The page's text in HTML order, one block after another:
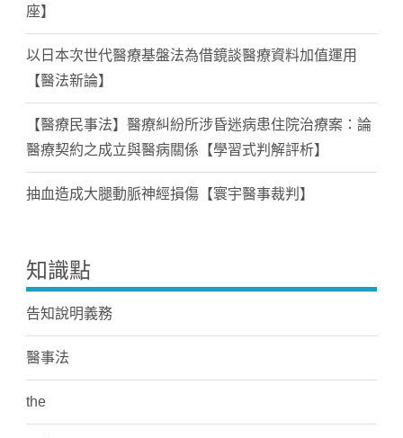
座】
以日本次世代醫療基盤法為借鏡談醫療資料加值運用
【醫法新論】
【醫療民事法】醫療糾紛所涉昏迷病患住院治療案：論
醫療契約之成立與醫病關係【學習式判解評析】
抽血造成大腿動脈神經損傷【寰宇醫事裁判】
知識點
告知說明義務
醫事法
the